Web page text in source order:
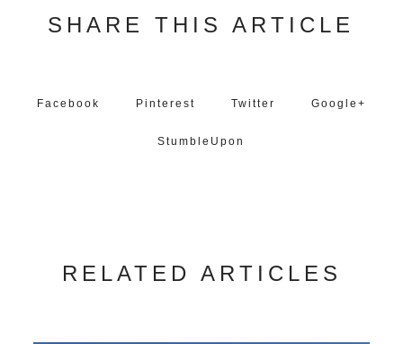
SHARE THIS ARTICLE
Facebook Pinterest Twitter Google+
StumbleUpon
RELATED ARTICLES